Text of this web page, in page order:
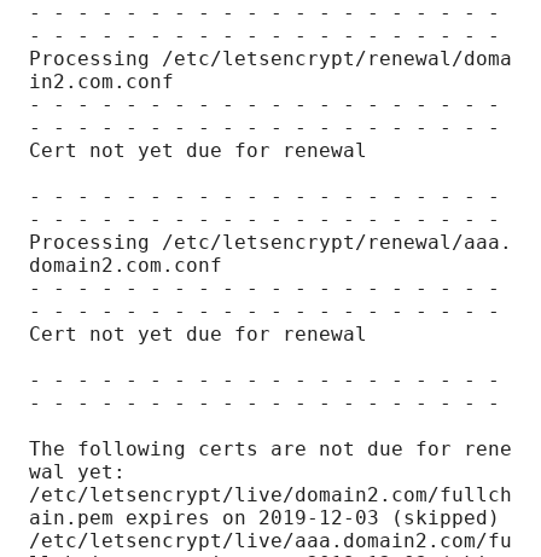
- - - - - - - - - - - - - - - - - - - -
- - - - - - - - - - - - - - - - - - - -
Processing /etc/letsencrypt/renewal/doma
in2.com.conf
- - - - - - - - - - - - - - - - - - - -
- - - - - - - - - - - - - - - - - - - -
Cert not yet due for renewal
- - - - - - - - - - - - - - - - - - - -
- - - - - - - - - - - - - - - - - - - -
Processing /etc/letsencrypt/renewal/aaa.
domain2.com.conf
- - - - - - - - - - - - - - - - - - - -
- - - - - - - - - - - - - - - - - - - -
Cert not yet due for renewal
- - - - - - - - - - - - - - - - - - - -
- - - - - - - - - - - - - - - - - - - -
The following certs are not due for rene
wal yet:
/etc/letsencrypt/live/domain2.com/fullch
ain.pem expires on 2019-12-03 (skipped)
/etc/letsencrypt/live/aaa.domain2.com/fu